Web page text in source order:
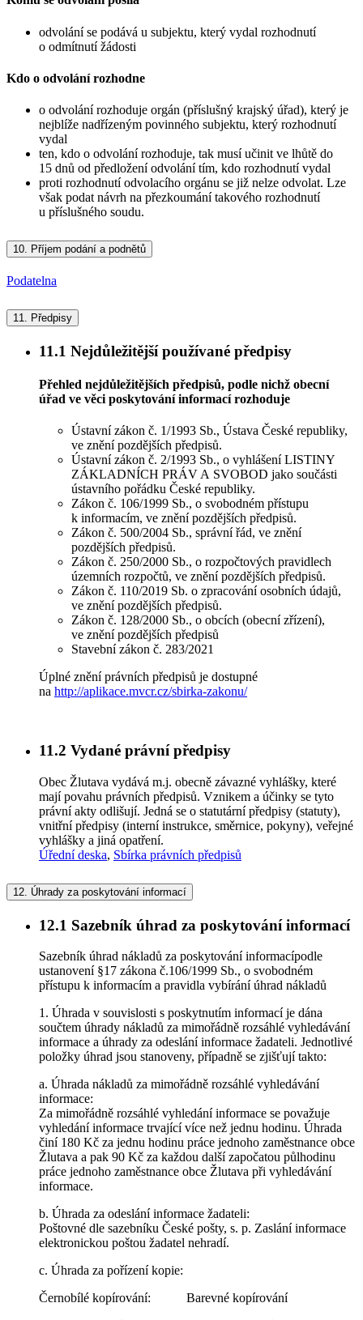
odvolání se podává u subjektu, který vydal rozhodnutí
o odmítnutí žádosti
Kdo o odvolání rozhodne
o odvolání rozhoduje orgán (příslušný krajský úřad), který je
nejblíže nadřízeným povinného subjektu, který rozhodnutí
vydal
ten, kdo o odvolání rozhoduje, tak musí učinit ve lhůtě do
15 dnů od předložení odvolání tím, kdo rozhodnutí vydal
proti rozhodnutí odvolacího orgánu se již nelze odvolat. Lze
však podat návrh na přezkoumání takového rozhodnutí
u příslušného soudu.
10. Příjem podání a podnětů
Podatelna
11. Předpisy
11.1 Nejdůležitější používané předpisy
Přehled nejdůležitějších předpisů, podle nichž obecní
úřad ve věci poskytování informací rozhoduje
Ústavní zákon č. 1/1993 Sb., Ústava České republiky,
ve znění pozdějších předpisů.
Ústavní zákon č. 2/1993 Sb., o vyhlášení LISTINY
ZÁKLADNÍCH PRÁV A SVOBOD jako součásti
ústavního pořádku České republiky.
Zákon č. 106/1999 Sb., o svobodném přístupu
k informacím, ve znění pozdějších předpisů.
Zákon č. 500/2004 Sb., správní řád, ve znění
pozdějších předpisů.
Zákon č. 250/2000 Sb., o rozpočtových pravidlech
územních rozpočtů, ve znění pozdějších předpisů.
Zákon č. 110/2019 Sb. o zpracování osobních údajů,
ve znění pozdějších předpisů.
Zákon č. 128/2000 Sb., o obcích (obecní zřízení),
ve znění pozdějších předpisů
Stavební zákon č. 283/2021
Úplné znění právních předpisů je dostupné
na http://aplikace.mvcr.cz/sbirka-zakonu/
11.2 Vydané právní předpisy
Obec Žlutava vydává m.j. obecně závazné vyhlášky, které
mají povahu právních předpisů. Vznikem a účinky se tyto
právní akty odlišují. Jedná se o statutární předpisy (statuty),
vnitřní předpisy (interní instrukce, směrnice, pokyny), veřejné
vyhlášky a jiná opatření.
Úřední deska, Sbírka právních předpisů
12. Úhrady za poskytování informací
12.1 Sazebník úhrad za poskytování informací
Sazebník úhrad nákladů za poskytování informacípodle
ustanovení §17 zákona č.106/1999 Sb., o svobodném
přístupu k informacím a pravidla vybírání úhrad nákladů
1. Úhrada v souvislosti s poskytnutím informací je dána
součtem úhrady nákladů za mimořádně rozsáhlé vyhledávání
informace a úhrady za odeslání informace žadateli. Jednotlivé
položky úhrad jsou stanoveny, případně se zjišťují takto:
a. Úhrada nákladů za mimořádně rozsáhlé vyhledávání
informace:
Za mimořádně rozsáhlé vyhledání informace se považuje
vyhledání informace trvající více než jednu hodinu. Úhrada
činí 180 Kč za jednu hodinu práce jednoho zaměstnance obce
Žlutava a pak 90 Kč za každou další započatou půlhodinu
práce jednoho zaměstnance obce Žlutava při vyhledávání
informace.
b. Úhrada za odeslání informace žadateli:
Poštovné dle sazebníku České pošty, s. p. Zaslání informace
elektronickou poštou žadatel nehradí.
c. Úhrada za pořízení kopie:
Černobílé kopírování: Barevné kopírování